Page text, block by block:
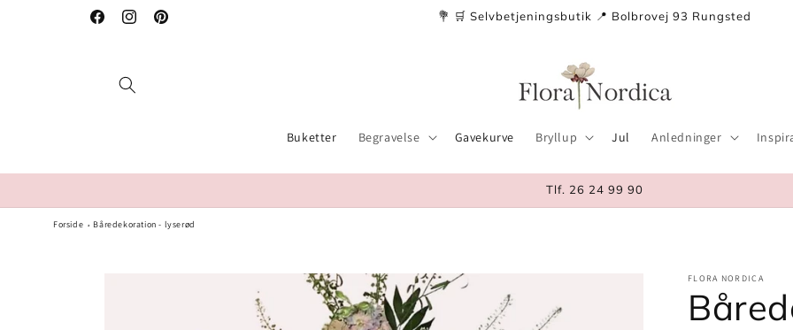
FacebookInstagramPinterest
💐 🛒 Selvbetjeningsbutik 📍 Bolbrovej 93 Rungsted
Buketter Begravelse Gavekurve Bryllup Jul Anledninger
Tlf. 26 24 99 90
Forside Båredekoration - lyserød
FLORA NORDICA